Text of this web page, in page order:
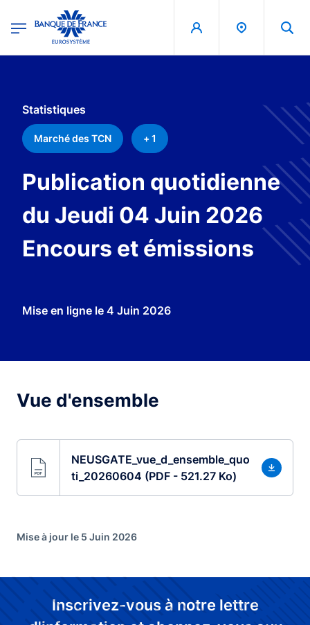
Banque de France - Menu Principal
Statistiques
Marché des TCN + 1
Publication quotidienne
du Jeudi 04 Juin 2026
Encours et émissions
Mise en ligne le 4 Juin 2026
Vue d'ensemble
NEUSGATE_vue_d_ensemble_quo
ti_20260604 (PDF - 521.27 Ko)
Mise à jour le 5 Juin 2026
Inscrivez-vous à notre lettre